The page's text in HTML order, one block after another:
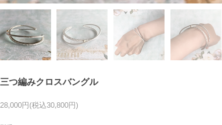
三つ編みクロスバングル
28,000円(税込30,800円)